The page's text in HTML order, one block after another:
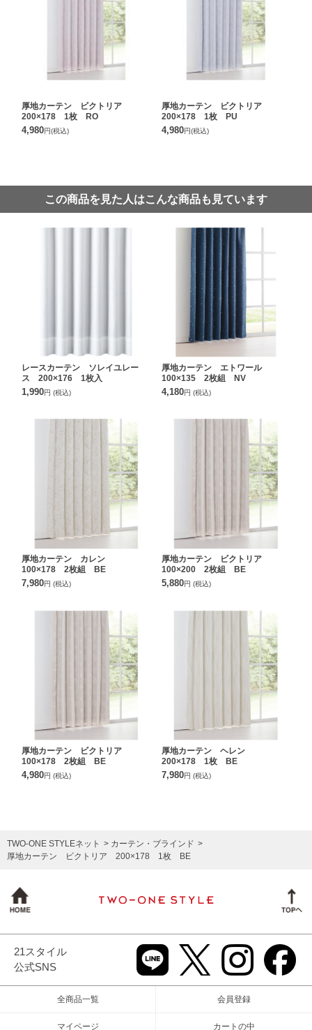
厚地カーテン ビクトリア
200×178 1枚 RO
4,980円(税込)
厚地カーテン ビクトリア
200×178 1枚 PU
4,980円(税込)
この商品を見た人はこんな商品も見ています
レースカーテン ソレイユレー
ス 200×176 1枚入
1,990円 (税込)
厚地カーテン エトワール
100×135 2枚組 NV
4,180円 (税込)
厚地カーテン カレン
100×178 2枚組 BE
7,980円 (税込)
厚地カーテン ビクトリア
100×200 2枚組 BE
5,880円 (税込)
厚地カーテン ビクトリア
100×178 2枚組 BE
4,980円 (税込)
厚地カーテン ヘレン
200×178 1枚 BE
7,980円 (税込)
TWO-ONE STYLEネット
カーテン・ブラインド
厚地カーテン ビクトリア 200×178 1枚 BE
21スタイル
公式SNS
全商品一覧 会員登録
マイページ カートの中